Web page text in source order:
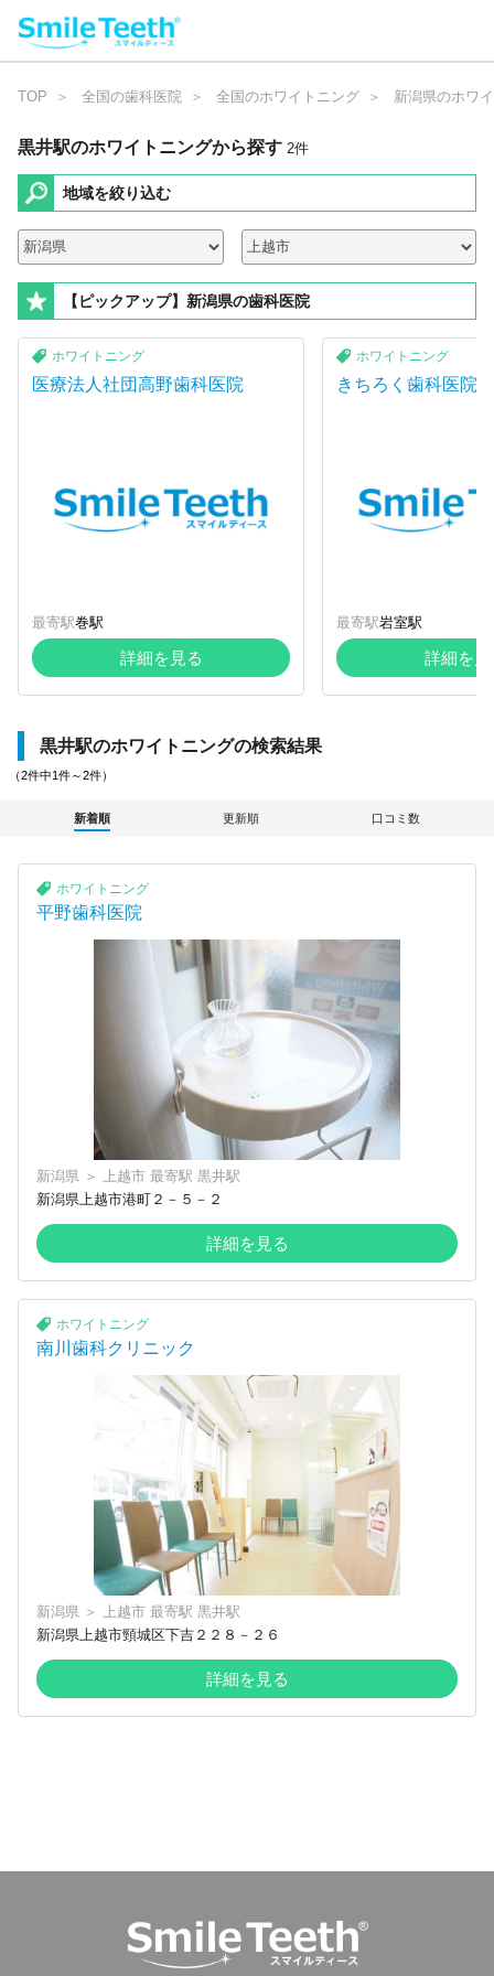
TOP 全国の歯科医院 全国のホワイトニング 新潟県のホワ
黒井駅のホワイトニングから探す 2件
地域を絞り込む
【ピックアップ】新潟県の歯科医院
ホワイトニング
医療法人社団高野歯科医院
最寄駅巻駅
詳細を見る
ホワイトニング
きちろく歯科医院
最寄駅岩室駅
詳細を見
黒井駅のホワイトニングの検索結果
（2件中1件～2件）
新着順 更新順 口コミ数
ホワイトニング
平野歯科医院
新潟県 ＞ 上越市 最寄駅 黒井駅
新潟県上越市港町２－５－２
詳細を見る
ホワイトニング
南川歯科クリニック
新潟県 ＞ 上越市 最寄駅 黒井駅
新潟県上越市頸城区下吉２２８－２６
詳細を見る